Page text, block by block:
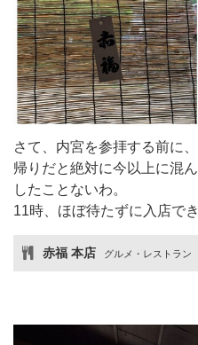
さて、内宮を参拝する前に
帰りだと絶対に今以上に混
したことないわ。
11時、ほぼ待たずに入店でき
赤福 本店 グルメ・レストラン